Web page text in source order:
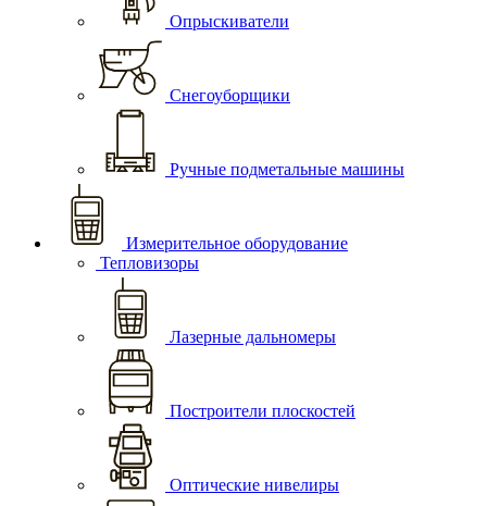
Опрыскиватели
Снегоуборщики
Ручные подметальные машины
Измерительное оборудование
Тепловизоры
Лазерные дальномеры
Построители плоскостей
Оптические нивелиры